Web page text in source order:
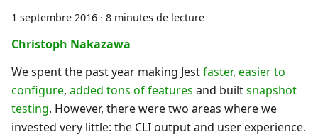
1 septembre 2016 · 8 minutes de lecture
Christoph Nakazawa
We spent the past year making Jestfaster, easier to
configure, added tons of features and builtsnapshot
testing. However, there were two areas where we
invested very little: the CLI output and user experience.